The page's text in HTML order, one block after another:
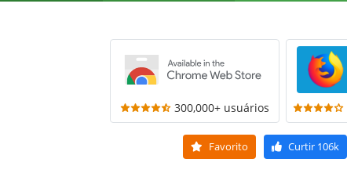
300,000+ usuários
Favorito Curtir106k